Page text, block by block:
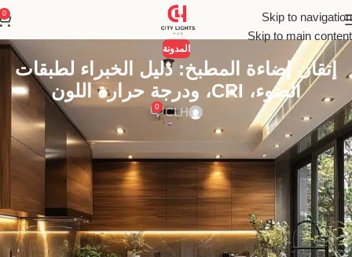
Skip to navigation
Skip to main content
0
المدونة
إتقان إضاءة المطبخ: دليل الخبراء لطبقات
الضوء، CRI، ودرجة حرارة اللون
CLH
0
اكتشف أفكار إضاءة المطابخ التي تجمع بين الأداء الوظيفي الفائق
والأناقة العصرية. دليلك الشامل لعام 2025 لتصميم طبقات إضاءة مثالية
تجعل مطبخك قلب المنزل النابض بالحياة.
فن إضاءة المطابخ: الدليل الشامل لتحويل
مطبخك إلى مساحة عمل احترافية وقلب